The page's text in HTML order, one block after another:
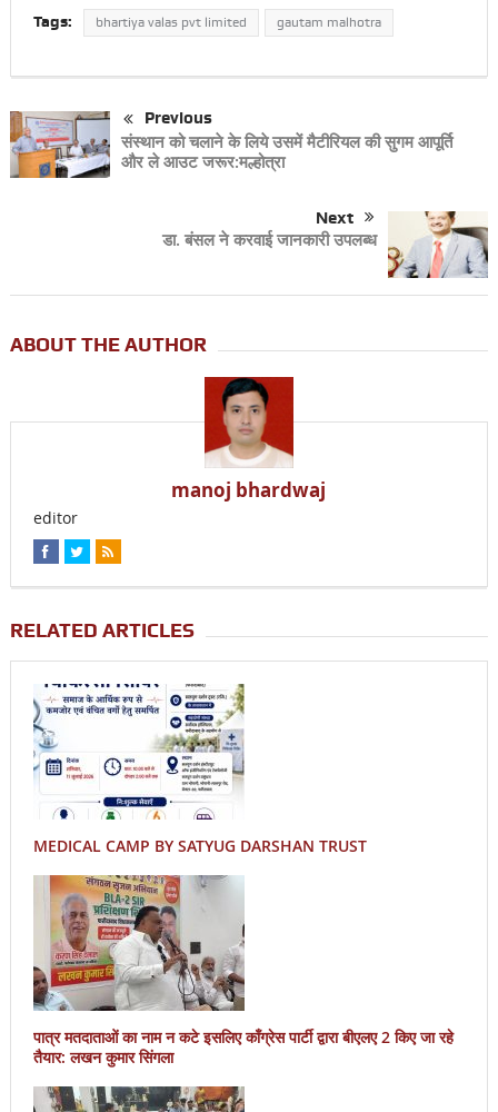
Tags: bhartiya valas pvt limited gautam malhotra
Previous
संस्थान को चलाने के लिये उसमें मैटीरियल की सुगम आपूर्ति
और ले आउट जरूर:मल्होत्रा
Next
डा. बंसल ने करवाई जानकारी उपलब्ध
ABOUT THE AUTHOR
manoj bhardwaj
editor
RELATED ARTICLES
MEDICAL CAMP BY SATYUG DARSHAN TRUST
पात्र मतदाताओं का नाम न कटे इसलिए काँग्रेस पार्टी द्वारा बीएलए 2 किए जा रहे
तैयार: लखन कुमार सिंगला